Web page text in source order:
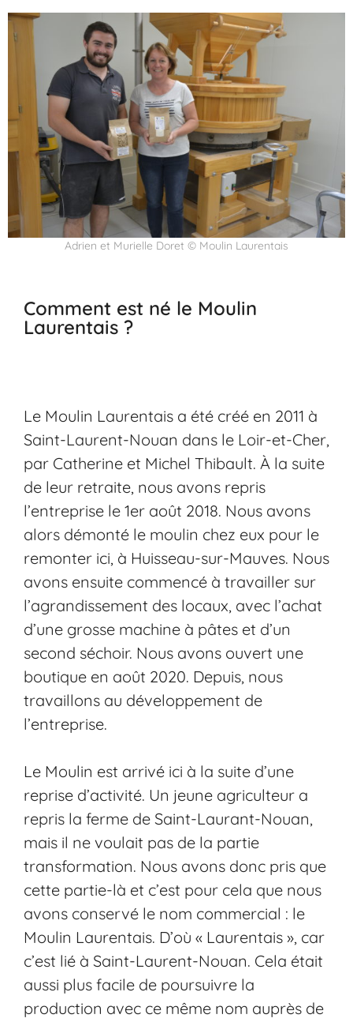
Adrien et Murielle Doret © Moulin Laurentais
Comment est né le Moulin
Laurentais ?
Le Moulin Laurentais a été créé en 2011 à
Saint-Laurent-Nouan dans le Loir-et-Cher,
par Catherine et Michel Thibault. À la suite
de leur retraite, nous avons repris
l’entreprise le 1er août 2018. Nous avons
alors démonté le moulin chez eux pour le
remonter ici, à Huisseau-sur-Mauves. Nous
avons ensuite commencé à travailler sur
l’agrandissement des locaux, avec l’achat
d’une grosse machine à pâtes et d’un
second séchoir. Nous avons ouvert une
boutique en août 2020. Depuis, nous
travaillons au développement de
l’entreprise.
Le Moulin est arrivé ici à la suite d’une
reprise d’activité. Un jeune agriculteur a
repris la ferme de Saint-Laurant-Nouan,
mais il ne voulait pas de la partie
transformation. Nous avons donc pris que
cette partie-là et c’est pour cela que nous
avons conservé le nom commercial : le
Moulin Laurentais. D’où « Laurentais », car
c’est lié à Saint-Laurent-Nouan. Cela était
aussi plus facile de poursuivre la
production avec ce même nom auprès de